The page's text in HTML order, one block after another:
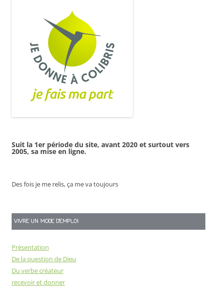
Suit la 1er période du site, avant 2020 et surtout vers
2005, sa mise en ligne.
Des fois je me relis, ça me va toujours
VIVRE UN MODE D’EMPLOI
Présentation
De la question de Dieu
Du verbe créateur
recevoir et donner